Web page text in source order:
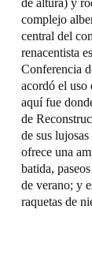
de altura) y
complejo
central del
renacentista
Conferencia
acordó el uso
aquí fue
de
de sus
ofrece una
batida,
de verano; y
raquetas de